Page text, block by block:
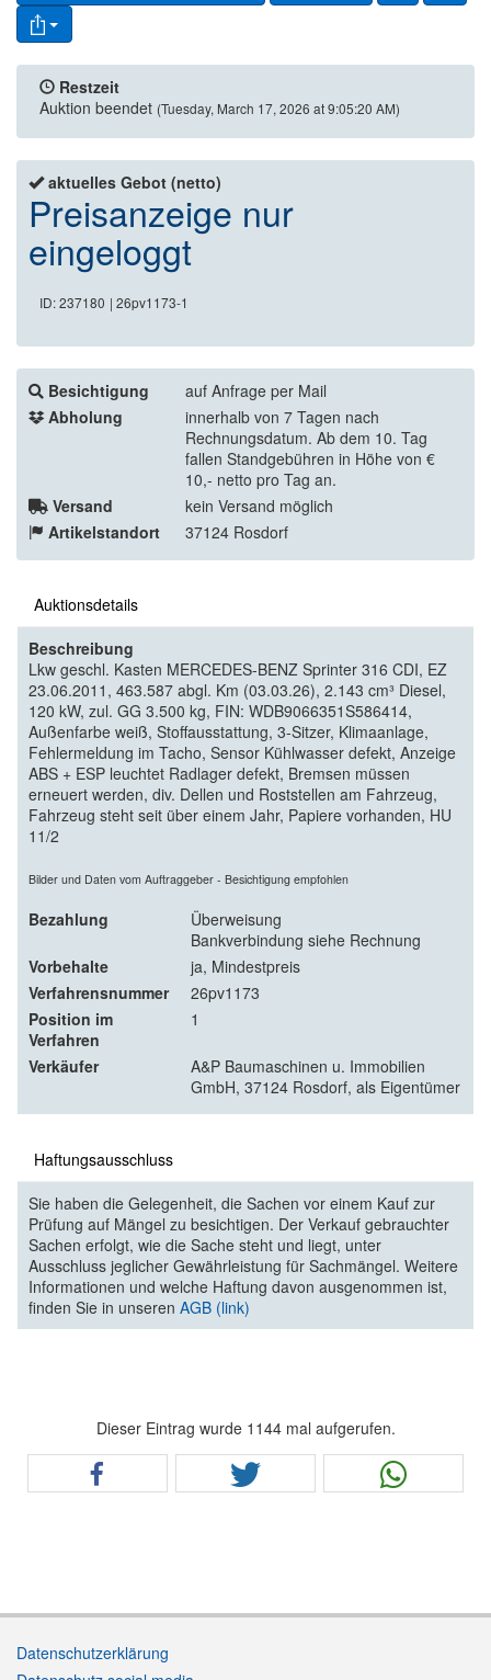
Restzeit
Auktion beendet (Tuesday, March 17, 2026 at 9:05:20 AM)
aktuelles Gebot (netto)
Preisanzeige nur
eingeloggt
ID: 237180 | 26pv1173-1
Besichtigung
auf Anfrage per Mail
Abholung
innerhalb von 7 Tagen nach
Rechnungsdatum. Ab dem 10. Tag
fallen Standgebühren in Höhe von €
10,- netto pro Tag an.
Versand
kein Versand möglich
Artikelstandort
37124 Rosdorf
Auktionsdetails
Beschreibung
Lkw geschl. Kasten MERCEDES-BENZ Sprinter 316 CDI, EZ
23.06.2011, 463.587 abgl. Km (03.03.26), 2.143 cm³ Diesel,
120 kW, zul. GG 3.500 kg, FIN: WDB9066351S586414,
Außenfarbe weiß, Stoffausstattung, 3-Sitzer, Klimaanlage,
Fehlermeldung im Tacho, Sensor Kühlwasser defekt, Anzeige
ABS + ESP leuchtet Radlager defekt, Bremsen müssen
erneuert werden, div. Dellen und Roststellen am Fahrzeug,
Fahrzeug steht seit über einem Jahr, Papiere vorhanden, HU
11/2
Bilder und Daten vom Auftraggeber - Besichtigung empfohlen
Bezahlung
Überweisung
Bankverbindung siehe Rechnung
Vorbehalte
ja, Mindestpreis
Verfahrensnummer
26pv1173
Position im
Verfahren
1
Verkäufer
A&P Baumaschinen u. Immobilien
GmbH, 37124 Rosdorf, als Eigentümer
Haftungsausschluss
Sie haben die Gelegenheit, die Sachen vor einem Kauf zur
Prüfung auf Mängel zu besichtigen. Der Verkauf gebrauchter
Sachen erfolgt, wie die Sache steht und liegt, unter
Ausschluss jeglicher Gewährleistung für Sachmängel. Weitere
Informationen und welche Haftung davon ausgenommen ist,
finden Sie in unseren AGB (link)
Dieser Eintrag wurde 1144 mal aufgerufen.
Datenschutzerklärung